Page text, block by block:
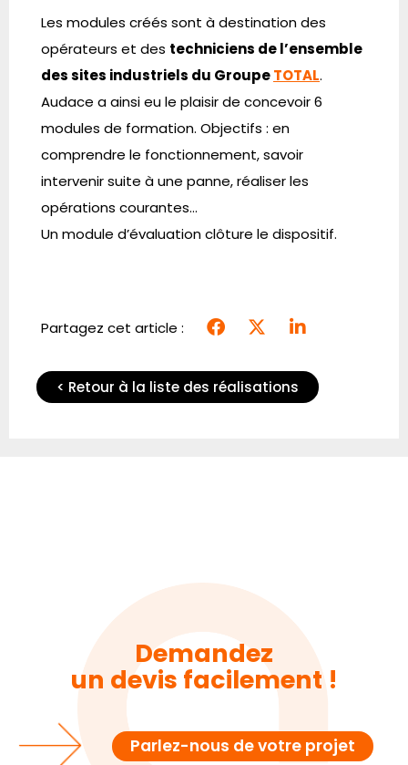
Les modules créés sont à destination des
opérateurs et des techniciens de l’ensemble
des sites industriels du GroupeTOTAL.
Audace a ainsi eu le plaisir de concevoir 6
modules de formation. Objectifs : en
comprendre le fonctionnement, savoir
intervenir suite à une panne, réaliser les
opérations courantes…
Un module d’évaluation clôture le dispositif.
Partagez cet article :
< Retour à la liste des réalisations
Demandez
un devis facilement !
Parlez-nous de votre projet